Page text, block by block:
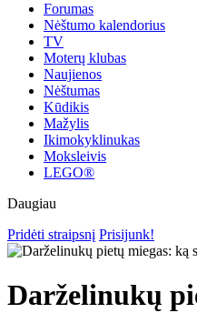
Forumas
Nėštumo kalendorius
TV
Moterų klubas
Naujienos
Nėštumas
Kūdikis
Mažylis
Ikimokyklinukas
Moksleivis
LEGO®
Daugiau
Pridėti straipsnį Prisijunk!
Darželinukų